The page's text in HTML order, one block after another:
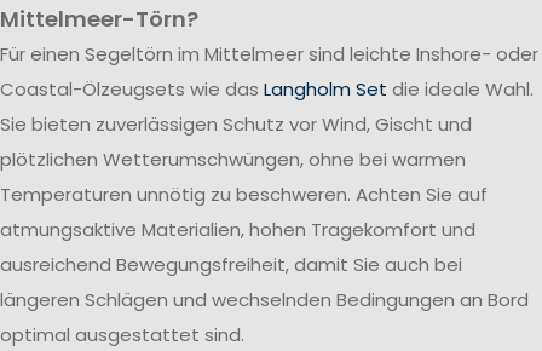
Mittelmeer-Törn?
Für einen Segeltörn im Mittelmeer sind leichte Inshore- oder
Coastal-Ölzeugsets wie das Langholm Set die ideale Wahl.
Sie bieten zuverlässigen Schutz vor Wind, Gischt und
plötzlichen Wetterumschwüngen, ohne bei warmen
Temperaturen unnötig zu beschweren. Achten Sie auf
atmungsaktive Materialien, hohen Tragekomfort und
ausreichend Bewegungsfreiheit, damit Sie auch bei
längeren Schlägen und wechselnden Bedingungen an Bord
optimal ausgestattet sind.